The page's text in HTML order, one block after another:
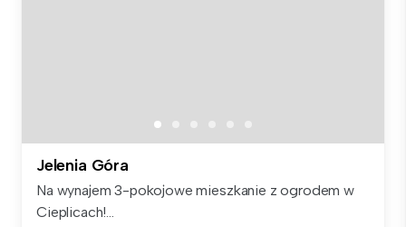
Jelenia Góra
Na wynajem 3-pokojowe mieszkanie z ogrodem w
Cieplicach!...